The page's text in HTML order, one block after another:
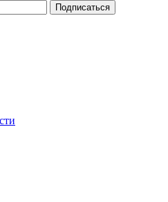
Подписаться